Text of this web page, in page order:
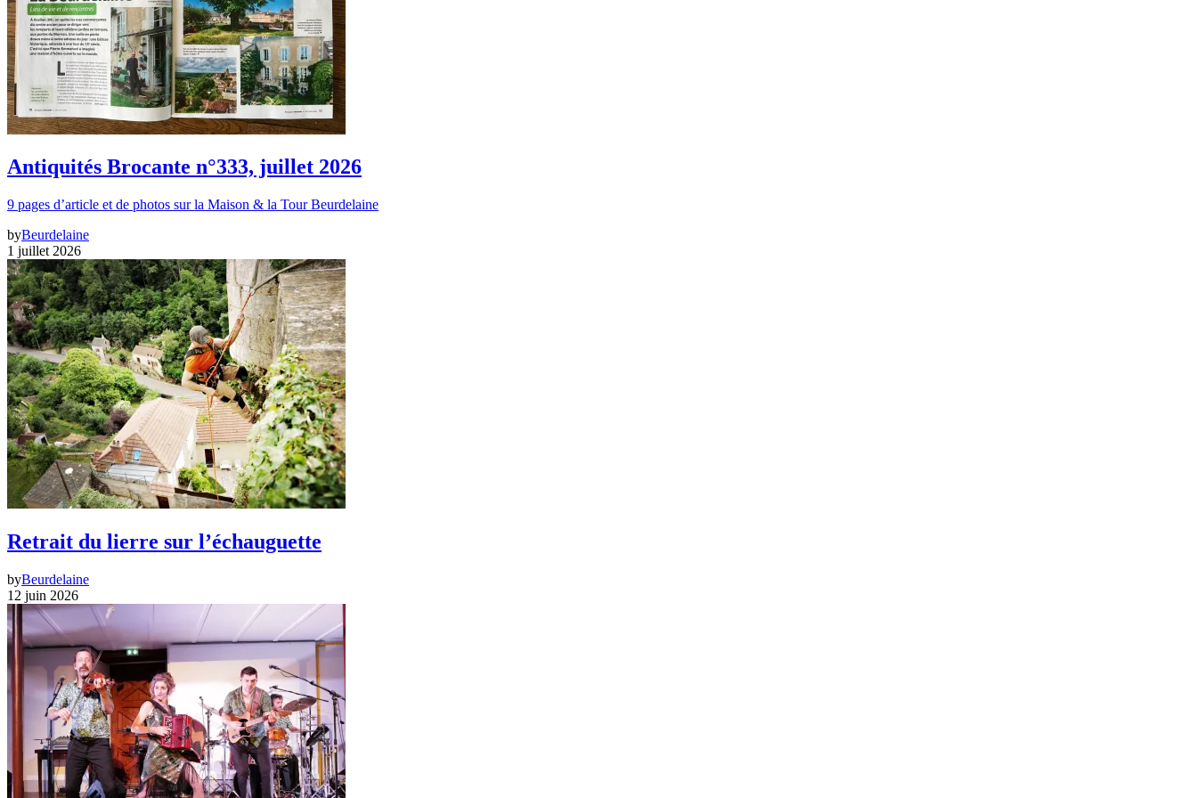
Antiquités Brocante n°333, juillet 2026
9 pages d’article et de photos sur la Maison & la Tour Beurdelaine
byBeurdelaine
1 juillet 2026
Retrait du lierre sur l’échauguette
byBeurdelaine
12 juin 2026